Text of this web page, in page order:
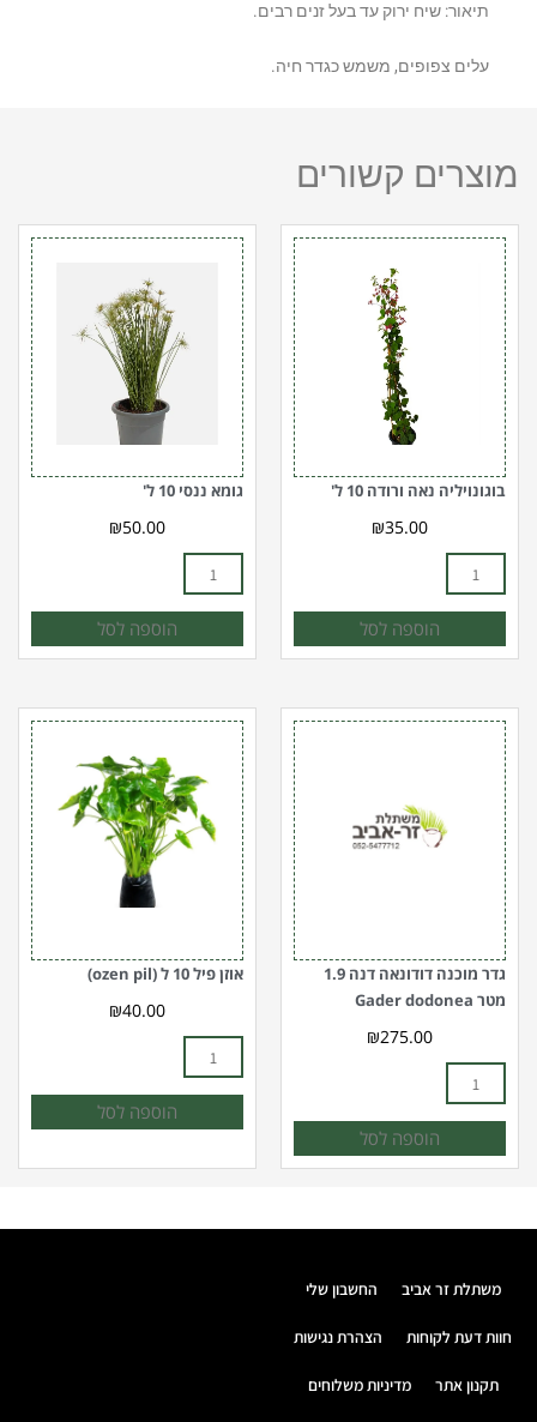
תיאור: שיח ירוק עד בעל זנים רבים.
עלים צפופים, משמש כגדר חיה.
מוצרים קשורים
בוגונויליה נאה ורודה 10 ל'
₪35.00
כמות
של
בוגונויליה
נאה
ורודה
10
ל'
הוספה לסל
גומא ננסי 10 ל'
₪50.00
כמות
של
גומא
ננסי
10
ל'
הוספה לסל
גדר מוכנה דודונאה דנה 1.9
מטר Gader dodonea
₪275.00
כמות
של
גדר
מוכנה
דודונאה
דנה
1.9
מטר
Gader
dodonea
הוספה לסל
אוזן פיל 10 ל (ozen pil)
₪40.00
כמות
של
אוזן
פיל
10
ל
pil)
הוספה לסל
משתלת זר אביב החשבון שלי
חוות דעת לקוחות הצהרת נגישות
תקנון אתר מדיניות משלוחים